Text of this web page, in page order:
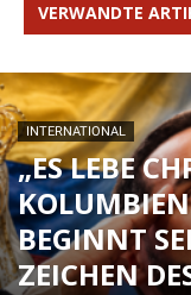
VERWANDTE
INTERNATIONAL
„ES LEBE
BEGINNT
ZEICHEN